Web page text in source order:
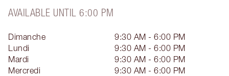
AVAILABLE UNTIL 6:00 PM
Dimanche
9:30 AM - 6:00 PM
Lundi
9:30 AM - 6:00 PM
Mardi
9:30 AM - 6:00 PM
Mercredi
9:30 AM - 6:00 PM